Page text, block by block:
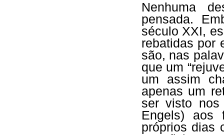
Nenhuma
pensada.
século XXI,
rebatidas por
são, nas
que um
um assim
apenas um
ser visto
Engels) aos
próprios dias